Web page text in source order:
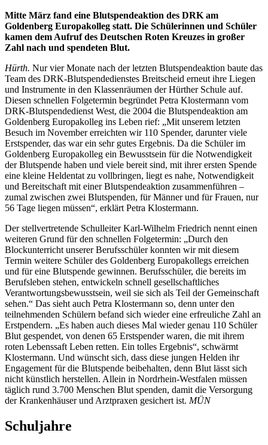
Mitte März fand eine Blutspendeaktion des DRK am
Goldenberg Europakolleg statt. Die Schülerinnen und Schüler
kamen dem Aufruf des Deutschen Roten Kreuzes in großer
Zahl nach und spendeten Blut.
Hürth. Nur vier Monate nach der letzten Blutspendeaktion baute das
Team des DRK-Blutspendedienstes Breitscheid erneut ihre Liegen
und Instrumente in den Klassenräumen der Hürther Schule auf.
Diesen schnellen Folgetermin begründet Petra Klostermann vom
DRK-Blutspendedienst West, die 2004 die Blutspendeaktion am
Goldenberg Europakolleg ins Leben rief: „Mit unserem letzten
Besuch im November erreichten wir 110 Spender, darunter viele
Erstspender, das war ein sehr gutes Ergebnis. Da die Schüler im
Goldenberg Europakolleg ein Bewusstsein für die Notwendigkeit
der Blutspende haben und viele bereit sind, mit ihrer ersten Spende
eine kleine Heldentat zu vollbringen, liegt es nahe, Notwendigkeit
und Bereitschaft mit einer Blutspendeaktion zusammenführen –
zumal zwischen zwei Blutspenden, für Männer und für Frauen, nur
56 Tage liegen müssen“, erklärt Petra Klostermann.
Der stellvertretende Schulleiter Karl-Wilhelm Friedrich nennt einen
weiteren Grund für den schnellen Folgetermin: „Durch den
Blockunterricht unserer Berufsschüler konnten wir mit diesem
Termin weitere Schüler des Goldenberg Europakollegs erreichen
und für eine Blutspende gewinnen. Berufsschüler, die bereits im
Berufsleben stehen, entwickeln schnell gesellschaftliches
Verantwortungsbewusstsein, weil sie sich als Teil der Gemeinschaft
sehen.“ Das sieht auch Petra Klostermann so, denn unter den
teilnehmenden Schülern befand sich wieder eine erfreuliche Zahl an
Erstpendern. „Es haben auch dieses Mal wieder genau 110 Schüler
Blut gespendet, von denen 65 Erstspender waren, die mit ihrem
roten Lebenssaft Leben retten. Ein tolles Ergebnis“, schwärmt
Klostermann. Und wünscht sich, dass diese jungen Helden ihr
Engagement für die Blutspende beibehalten, denn Blut lässt sich
nicht künstlich herstellen. Allein in Nordrhein-Westfalen müssen
täglich rund 3.700 Menschen Blut spenden, damit die Versorgung
der Krankenhäuser und Arztpraxen gesichert ist. MÜN
Schuljahre